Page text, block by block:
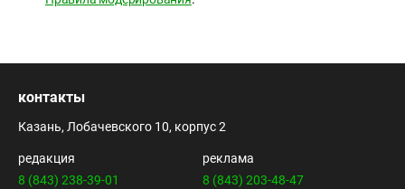
контакты
Казань, Лобачевского 10, корпус 2
редакция
8 (843) 238-39-01
реклама
8 (843) 203-48-47